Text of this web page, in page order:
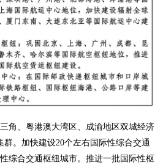
角、粤港澳大湾区、成渝地区双城经济
群。加快建设20个左右国际性综合交通
综合交通枢纽城市。推进一批国际性枢